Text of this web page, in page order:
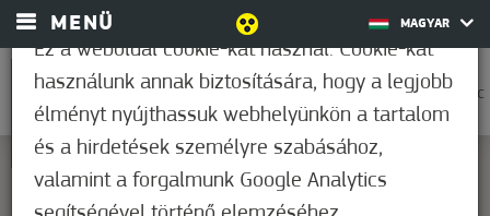
MENÜ MAGYAR
0
21,1°C
Ez a weboldal cookie-kat használ. Cookie-kat
használunk annak biztosítására, hogy a legjobb
élményt nyújthassuk webhelyünkön a tartalom
és a hirdetések személyre szabásához,
valamint a forgalmunk Google Analytics